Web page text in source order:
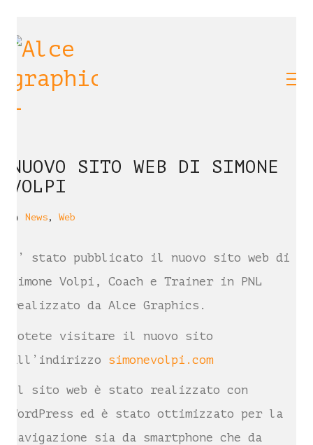
NUOVO SITO WEB DI SIMONE
VOLPI
News , Web
E’ stato pubblicato il nuovo sito web di
Simone Volpi, Coach e Trainer in PNL
realizzato da Alce Graphics.
Potete visitare il nuovo sito
all’indirizzo simonevolpi.com
Il sito web è stato realizzato con
WordPress ed è stato ottimizzato per la
navigazione sia da smartphone che da